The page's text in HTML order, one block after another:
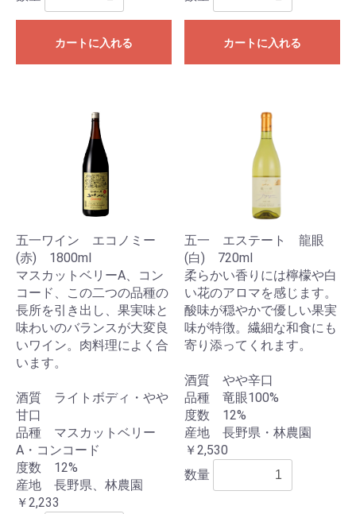
カートに入れる カートに入れる
五一ワイン エコノミー
(赤) 1800ml
マスカットベリーA、コン
コード、この二つの品種の
長所を引き出し、果実味と
味わいのバランスが大変良
いワイン。肉料理によく合
います。
酒質 ライトボディ・やや
甘口
品種 マスカットベリー
A・コンコード
度数 12%
産地 長野県、林農園
￥2,233
五一 エステート 龍眼
(白) 720ml
柔らかい香りには檸檬や白
い花のアロマを感じます。
酸味が穏やかで優しい果実
味が特徴。繊細な和食にも
寄り添ってくれます。
酒質 やや辛口
品種 竜眼100%
度数 12%
産地 長野県・林農園
￥2,530
数量